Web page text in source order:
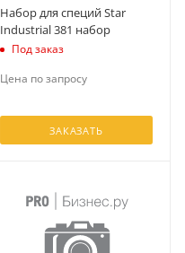
Набор для специй Star
Industrial 381 набор
Под заказ
Цена по запросу
ЗАКАЗАТЬ